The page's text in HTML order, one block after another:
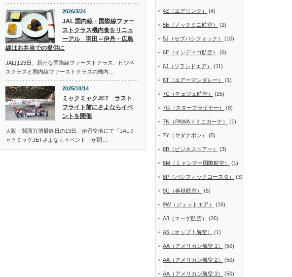
2026/3/24
JAL 国内線・国際線ファー
ストクラス機内食をリニュ
ーアル 羽田～伊丹・広島
線はお弁当での提供に
JALは23日、新たな国際線ファーストクラス、ビジネ
スクラスと国内線ファーストクラスの機内…
2025/10/14
ミャクミャクJET ラスト
フライト前にさよならイベ
ントを開催
大阪・関西万博最終日の13日、伊丹空港にて「JALミ
ャクミャクJETさよならイベント」が開…
4Z（エアリンク） (4)
5E（ノックミニ航空） (2)
5J（セブパシフィック） (10)
6E（インディゴ航空） (6)
6J（ソラシドエア） (11)
6T（エアーマンダレー） (1)
7C（チェジュ航空） (25)
7G（スターフライヤー） (8)
7N（PAWAドミニカーナ） (1)
7Y（ヤダナポン） (5)
8B（ビジネスエアー） (3)
8M（ミャンマー国際航空） (1)
8P（パシフィックコースタ） (3)
9C（春秋航空） (5)
9W（ジェットエア） (16)
A3（エーゲ航空） (26)
A5（オップ！航空） (1)
AA（アメリカン航空 1） (50)
AA（アメリカン航空 2） (50)
AA（アメリカン航空 3） (50)